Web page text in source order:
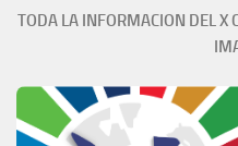
TODA LA INFORMACION DEL X